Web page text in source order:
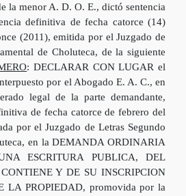
la menor A. D. O. E., dictó sentencia
definitiva de fecha catorce (14)
(2011), emitida por el Juzgado de
de Choluteca, de la siguiente
: DECLARAR CON LUGAR el
por el Abogado E. A. C., en
legal de la parte demandante,
de fecha catorce de febrero del
por el Juzgado de Letras Segundo
en la DEMANDA ORDINARIA
ESCRITURA PUBLICA, DEL
Y DE SU INSCRIPCION
LA PROPIEDAD, promovida por la